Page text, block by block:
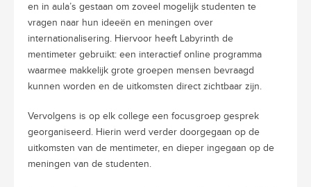
en in aula’s gestaan om zoveel mogelijk studenten te
vragen naar hun ideeën en meningen over
internationalisering. Hiervoor heeft Labyrinth de
mentimeter gebruikt: een interactief online programma
waarmee makkelijk grote groepen mensen bevraagd
kunnen worden en de uitkomsten direct zichtbaar zijn.
Vervolgens is op elk college een focusgroep gesprek
georganiseerd. Hierin werd verder doorgegaan op de
uitkomsten van de mentimeter, en dieper ingegaan op de
meningen van de studenten.